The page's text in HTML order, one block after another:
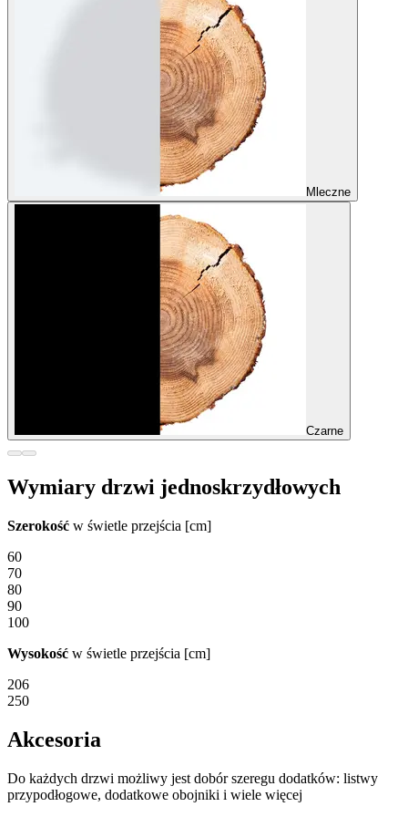
Mleczne
Czarne
Wymiary drzwi jednoskrzydłowych
Szerokość w świetle przejścia [cm]
60
70
80
90
100
Wysokość w świetle przejścia [cm]
206
250
Akcesoria
Do każdych drzwi możliwy jest dobór szeregu dodatków: listwy
przypodłogowe, dodatkowe obojniki i wiele więcej